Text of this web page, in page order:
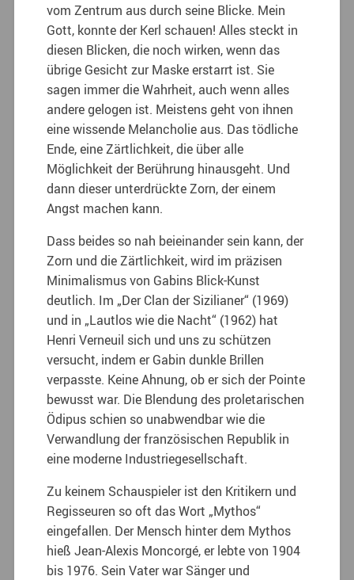
vom Zentrum aus durch seine Blicke. Mein
Gott, konnte der Kerl schauen! Alles steckt in
diesen Blicken, die noch wirken, wenn das
übrige Gesicht zur Maske erstarrt ist. Sie
sagen immer die Wahrheit, auch wenn alles
andere gelogen ist. Meistens geht von ihnen
eine wissende Melancholie aus. Das tödliche
Ende, eine Zärtlichkeit, die über alle
Möglichkeit der Berührung hinausgeht. Und
dann dieser unterdrückte Zorn, der einem
Angst machen kann.
Dass beides so nah beieinander sein kann, der
Zorn und die Zärtlichkeit, wird im präzisen
Minimalismus von Gabins Blick-Kunst
deutlich. Im „Der Clan der Sizilianer“ (1969)
und in „Lautlos wie die Nacht“ (1962) hat
Henri Verneuil sich und uns zu schützen
versucht, indem er Gabin dunkle Brillen
verpasste. Keine Ahnung, ob er sich der Pointe
bewusst war. Die Blendung des proletarischen
Ödipus schien so unabwendbar wie die
Verwandlung der französischen Republik in
eine moderne Industriegesellschaft.
Zu keinem Schauspieler ist den Kritikern und
Regisseuren so oft das Wort „Mythos“
eingefallen. Der Mensch hinter dem Mythos
hieß Jean-Alexis Moncorgé, er lebte von 1904
bis 1976. Sein Vater war Sänger und